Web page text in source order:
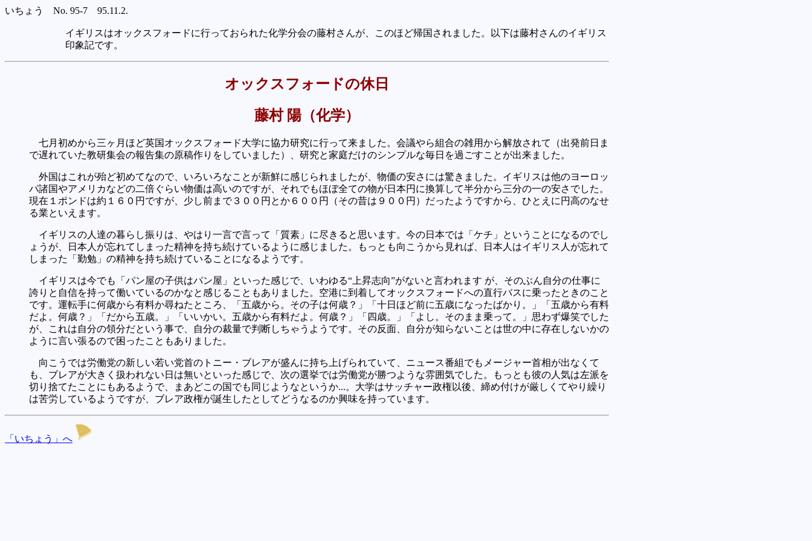
いちょう No. 95-7 95.11.2.
イギリスはオックスフォードに行っておられた化学分会の藤村さんが、このほど帰国されました。以下は藤村さんのイギリス
印象記です。
オックスフォードの休日
藤村 陽（化学）
七月初めから三ヶ月ほど英国オックスフォード大学に協力研究に行って来ました。会議やら組合の雑用から解放されて（出発前日ま
で遅れていた教研集会の報告集の原稿作りをしていました）、研究と家庭だけのシンプルな毎日を過ごすことが出来ました。
外国はこれが殆ど初めてなので、いろいろなことが新鮮に感じられましたが、物価の安さには驚きました。イギリスは他のヨーロッ
パ諸国やアメリカなどの二倍ぐらい物価は高いのですが、それでもほぼ全ての物が日本円に換算して半分から三分の一の安さでした。
現在１ポンドは約１６０円ですが、少し前まで３００円とか６００円（その昔は９００円）だったようですから、ひとえに円高のなせ
る業といえます。
イギリスの人達の暮らし振りは、やはり一言で言って「質素」に尽きると思います。今の日本では「ケチ」ということになるのでし
ょうが、日本人が忘れてしまった精神を持ち続けているように感じました。もっとも向こうから見れば、日本人はイギリス人が忘れて
しまった「勤勉」の精神を持ち続けていることになるようです。
イギリスは今でも「パン屋の子供はパン屋」といった感じで、いわゆる“上昇志向”がないと言われます が、そのぶん自分の仕事に
誇りと自信を持って働いているのかなと感じることもありました。空港に到着してオックスフォードへの直行バスに乗ったときのこと
です。運転手に何歳から有料か尋ねたところ、「五歳から。その子は何歳？」「十日ほど前に五歳になったばかり。」「五歳から有料
だよ。何歳？」「だから五歳。」「いいかい。五歳から有料だよ。何歳？」「四歳。」「よし。そのまま乗って。」思わず爆笑でした
が、これは自分の領分だという事で、自分の裁量で判断しちゃうようです。その反面、自分が知らないことは世の中に存在しないかの
ように言い張るので困ったこともありました。
向こうでは労働党の新しい若い党首のトニー・ブレアが盛んに持ち上げられていて、ニュース番組でもメージャー首相が出なくて
も、ブレアが大きく扱われない日は無いといった感じで、次の選挙では労働党が勝つような雰囲気でした。もっとも彼の人気は左派を
切り捨てたことにもあるようで、まあどこの国でも同じようなというか...。大学はサッチャー政権以後、締め付けが厳しくてやり繰り
は苦労しているようですが、ブレア政権が誕生したとしてどうなるのか興味を持っています。
「いちょう」へ